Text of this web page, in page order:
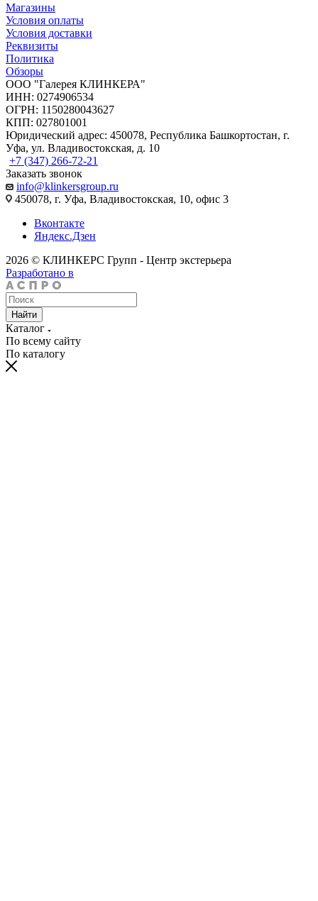
Магазины
Условия оплаты
Условия доставки
Реквизиты
Политика
Обзоры
ООО "Галерея КЛИНКЕРА"
ИНН: 0274906534
ОГРН: 1150280043627
КПП: 027801001
Юридический адрес: 450078, Республика Башкортостан, г.
Уфа, ул. Владивостокская, д. 10
+7 (347) 266-72-21
Заказать звонок
info@klinkersgroup.ru
450078, г. Уфа, Владивостокская, 10, офис 3
Вконтакте
Яндекс.Дзен
2026 © КЛИНКЕРС Групп - Центр экстерьера
Разработано в
Найти
Каталог
По всему сайту
По каталогу